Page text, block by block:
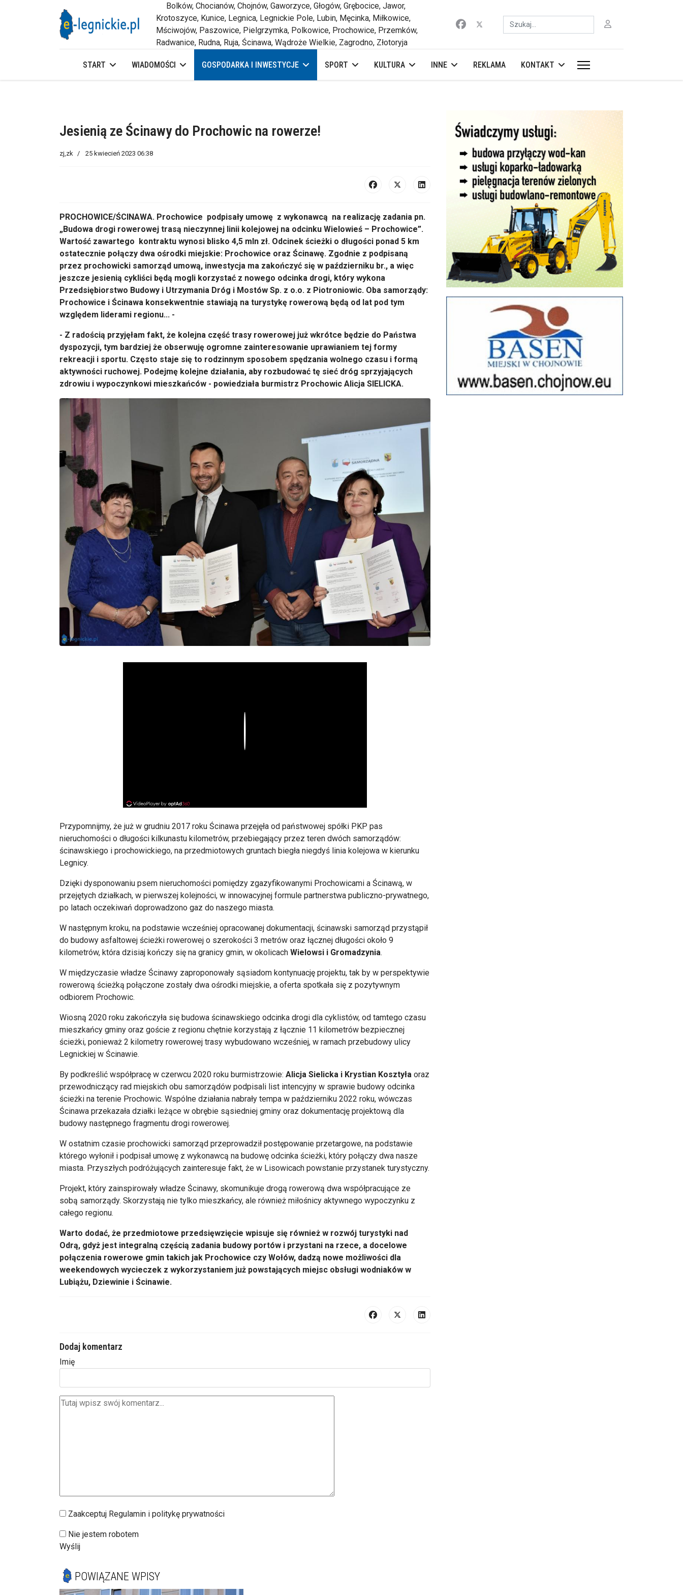
Bolków, Chocianów, Chojnów, Gaworzyce, Głogów, Grębocice, Jawor,
Krotoszyce, Kunice, Legnica, Legnickie Pole, Lubin, Męcinka, Miłkowice,
Mściwojów, Paszowice, Pielgrzymka, Polkowice, Prochowice, Przemków,
Radwanice, Rudna, Ruja, Ścinawa, Wądroże Wielkie, Zagrodno, Złotoryja
Szukaj
START WIADOMOŚCI GOSPODARKA I INWESTYCJE SPORT KULTURA INNE REKLAMA KONTAKT
Jesienią ze Ścinawy do Prochowic na rowerze!
zj,zk 25 kwiecień 2023 06:38
PROCHOWICE/ŚCINAWA. Prochowice podpisały umowę z wykonawcą na realizację zadania pn.
„Budowa drogi rowerowej trasą nieczynnej linii kolejowej na odcinku Wielowieś – Prochowice”.
Wartość zawartego kontraktu wynosi blisko 4,5 mln zł. Odcinek ścieżki o długości ponad 5 km
ostatecznie połączy dwa ośrodki miejskie: Prochowice oraz Ścinawę. Zgodnie z podpisaną
przez prochowicki samorząd umową, inwestycja ma zakończyć się w październiku br., a więc
jeszcze jesienią cykliści będą mogli korzystać z nowego odcinka drogi, który wykona
Przedsiębiorstwo Budowy i Utrzymania Dróg i Mostów Sp. z o.o. z Piotroniowic. Oba samorządy:
Prochowice i Ścinawa konsekwentnie stawiają na turystykę rowerową będą od lat pod tym
względem liderami regionu... -
- Z radością przyjęłam fakt, że kolejna część trasy rowerowej już wkrótce będzie do Państwa
dyspozycji, tym bardziej że obserwuję ogromne zainteresowanie uprawianiem tej formy
rekreacji i sportu. Często staje się to rodzinnym sposobem spędzania wolnego czasu i formą
aktywności ruchowej. Podejmę kolejne działania, aby rozbudować tę sieć dróg sprzyjających
zdrowiu i wypoczynkowi mieszkańców - powiedziała burmistrz Prochowic Alicja SIELICKA.
Przypomnijmy, że już w grudniu 2017 roku Ścinawa przejęła od państwowej spółki PKP pas
nieruchomości o długości kilkunastu kilometrów, przebiegający przez teren dwóch samorządów:
ścinawskiego i prochowickiego, na przedmiotowych gruntach biegła niegdyś linia kolejowa w kierunku
Legnicy.
Dzięki dysponowaniu psem nieruchomości pomiędzy zgazyfikowanymi Prochowicami a Ścinawą, w
przejętych działkach, w pierwszej kolejności, w innowacyjnej formule partnerstwa publiczno-prywatnego,
po latach oczekiwań doprowadzono gaz do naszego miasta.
W następnym kroku, na podstawie wcześniej opracowanej dokumentacji, ścinawski samorząd przystąpił
do budowy asfaltowej ścieżki rowerowej o szerokości 3 metrów oraz łącznej długości około 9
kilometrów, która dzisiaj kończy się na granicy gmin, w okolicach Wielowsi i Gromadzynia.
W międzyczasie władze Ścinawy zaproponowały sąsiadom kontynuację projektu, tak by w perspektywie
rowerową ścieżką połączone zostały dwa ośrodki miejskie, a oferta spotkała się z pozytywnym
odbiorem Prochowic.
Wiosną 2020 roku zakończyła się budowa ścinawskiego odcinka drogi dla cyklistów, od tamtego czasu
mieszkańcy gminy oraz goście z regionu chętnie korzystają z łącznie 11 kilometrów bezpiecznej
ścieżki, ponieważ 2 kilometry rowerowej trasy wybudowano wcześniej, w ramach przebudowy ulicy
Legnickiej w Ścinawie.
By podkreślić współpracę w czerwcu 2020 roku burmistrzowie: Alicja Sielicka i Krystian Kosztyła oraz
przewodniczący rad miejskich obu samorządów podpisali list intencyjny w sprawie budowy odcinka
ścieżki na terenie Prochowic. Wspólne działania nabrały tempa w październiku 2022 roku, wówczas
Ścinawa przekazała działki leżące w obrębie sąsiedniej gminy oraz dokumentację projektową dla
budowy następnego fragmentu drogi rowerowej.
W ostatnim czasie prochowicki samorząd przeprowadził postępowanie przetargowe, na podstawie
którego wyłonił i podpisał umowę z wykonawcą na budowę odcinka ścieżki, który połączy dwa nasze
miasta. Przyszłych podróżujących zainteresuje fakt, że w Lisowicach powstanie przystanek turystyczny.
Projekt, który zainspirowały władze Ścinawy, skomunikuje drogą rowerową dwa współpracujące ze
sobą samorządy. Skorzystają nie tylko mieszkańcy, ale również miłośnicy aktywnego wypoczynku z
całego regionu.
Warto dodać, że przedmiotowe przedsięwzięcie wpisuje się również w rozwój turystyki nad
Odrą, gdyż jest integralną częścią zadania budowy portów i przystani na rzece, a docelowe
połączenia rowerowe gmin takich jak Prochowice czy Wołów, dadzą nowe możliwości dla
weekendowych wycieczek z wykorzystaniem już powstających miejsc obsługi wodniaków w
Lubiążu, Dziewinie i Ścinawie.
Dodaj komentarz
Imię
Zaakceptuj Regulamin i politykę prywatności
Nie jestem robotem
Wyślij
POWIĄZANE WPISY